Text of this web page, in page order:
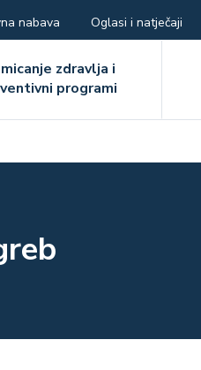
nabava Oglasi i natječaji
zdravlja i
programi